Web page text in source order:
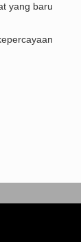
yang baru